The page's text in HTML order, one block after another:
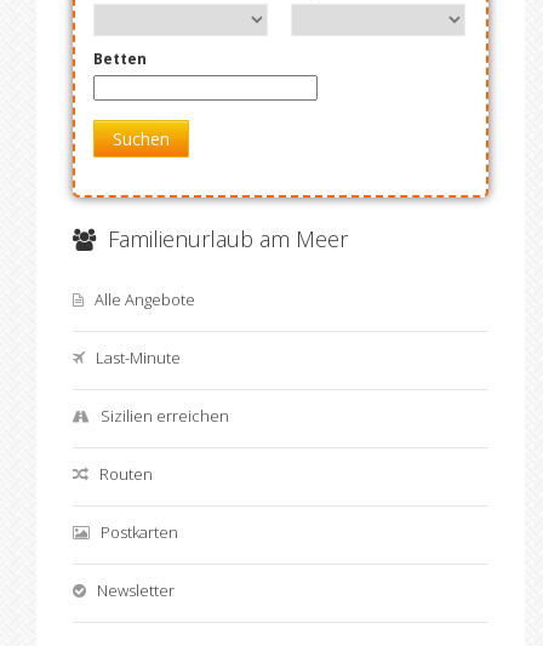
Betten
Suchen
Familienurlaub am Meer
Alle Angebote
Last-Minute
Sizilien erreichen
Routen
Postkarten
Newsletter